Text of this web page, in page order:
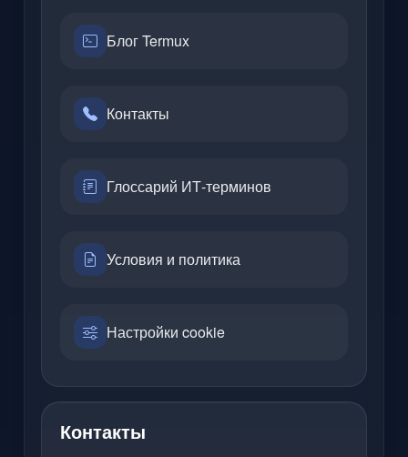
Блог Termux
Контакты
Глоссарий ИТ-терминов
Условия и политика
Настройки cookie
Контакты